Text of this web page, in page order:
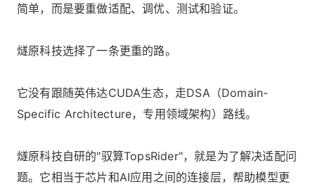
简单，而是要重做适配、调优、测试和验证。
燧原科技选择了一条更重的路。
它没有跟随英伟达CUDA生态，走DSA（Domain-
Specific Architecture，专用领域架构）路线。
燧原科技自研的"驭算TopsRider"，就是为了解决适配问
题。它相当于芯片和AI应用之间的连接层，帮助模型更